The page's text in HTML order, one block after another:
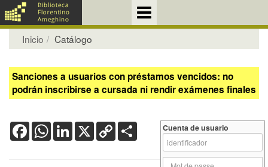
Inicio Catálogo
Sanciones a usuarios con préstamos vencidos: no
podrán inscribirse a cursada ni rendir exámenes finales
FacebookWhatsApp
LinkedIn
X Copy
Link
Cuenta de usuario